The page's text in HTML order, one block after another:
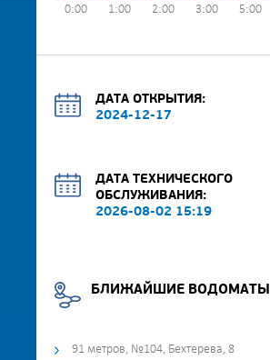
0:00 1:00 2:00 3:00 5:00
ДАТА ОТКРЫТИЯ:
2024-12-17
ДАТА ТЕХНИЧЕСКОГО
ОБСЛУЖИВАНИЯ:
2026-08-02 15:19
БЛИЖАЙШИЕ ВОДОМАТЫ
91 метров, №104, Бехтерева, 8